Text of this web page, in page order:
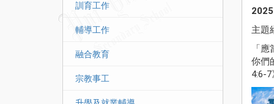
訓育工作
輔導工作
融合教育
宗教事工
主題
「
你們
4:6-7